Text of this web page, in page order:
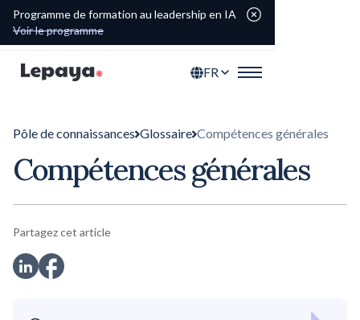
Programme de formation au leadership en IA
Voir le programme
FR
Pôle de connaissances Glossaire Compétences générales
Compétences générales
Partagez cet article